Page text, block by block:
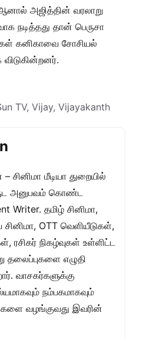
ஆனால் அஜித்தின் வரலாறு
நடித்தது தான் பெருசா
கனிகாவை சோசியல்
விடுகின்றனர்.
TV, Vijay, Vijayakanth
சினிமா மீடியா துறையில்
அனுபவம் கொண்ட
Writer. தமிழ் சினிமா,
சினிமா, OTT வெளியீடுகள்,
ரசிகர் நிகழ்வுகள் உள்ளிட்ட
தலைப்புகளை எழுதி
வாசகர்களுக்கு
நம்பகமாகவும்
வழங்குவது இவரின்